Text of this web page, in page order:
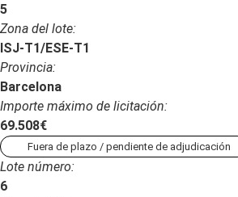
5
Zona del lote:
ISJ-T1/ESE-T1
Provincia:
Barcelona
Importe máximo de licitación:
69.508€
Fuera de plazo / pendiente de adjudicación
Lote número:
6